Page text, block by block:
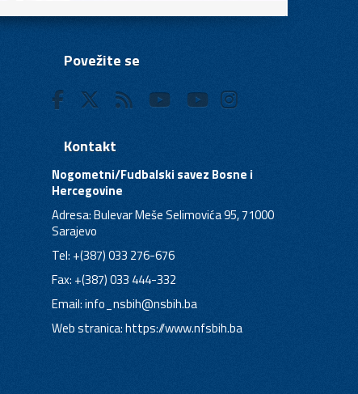
Povežite se
Kontakt
Nogometni/Fudbalski savez Bosne i
Hercegovine
Adresa: Bulevar Meše Selimovića 95, 71000
Sarajevo
Tel: +(387) 033 276-676
Fax: +(387) 033 444-332
Email:info_nsbih@nsbih.ba
Web stranica: https://www.nfsbih.ba